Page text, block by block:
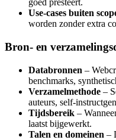
goed presteert.
Use-cases buiten
worden zonder extra
Bron- en
Databronnen –
benchmarks,
Verzamelmethode –
auteurs, self-
Tijdsbereik –
laatst bijgewerkt.
Talen en domeinen –